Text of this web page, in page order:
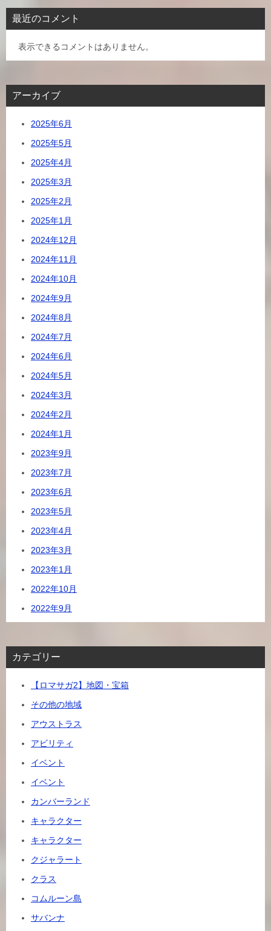
最近のコメント
表示できるコメントはありません。
アーカイブ
2025年6月
2025年5月
2025年4月
2025年3月
2025年2月
2025年1月
2024年12月
2024年11月
2024年10月
2024年9月
2024年8月
2024年7月
2024年6月
2024年5月
2024年3月
2024年2月
2024年1月
2023年9月
2023年7月
2023年6月
2023年5月
2023年4月
2023年3月
2023年1月
2022年10月
2022年9月
カテゴリー
【ロマサガ2】地図・宝箱
その他の地域
アウストラス
アビリティ
イベント
イベント
カンバーランド
キャラクター
キャラクター
クジャラート
クラス
コムルーン島
サバンナ